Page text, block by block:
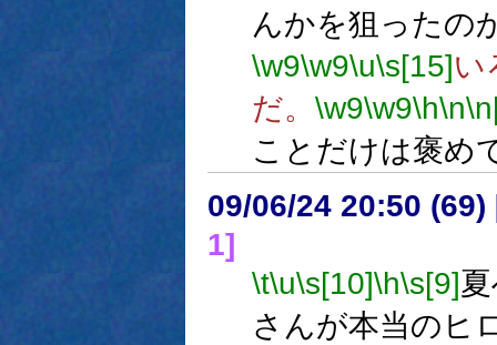
んかを狙ったの
\w9\w9\u\s[15]い
だ。 \w9\w9\h\n
ことだけは褒め
09/06/24 20:50 (69)
1]
\t\u\s[10]\h\s[9]
さんが本当のヒ